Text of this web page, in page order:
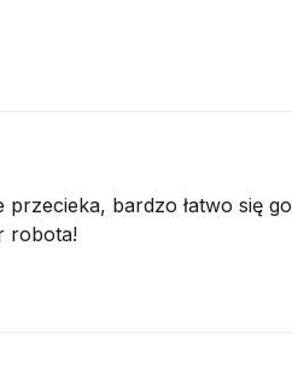
przecieka, bardzo łatwo
robota!